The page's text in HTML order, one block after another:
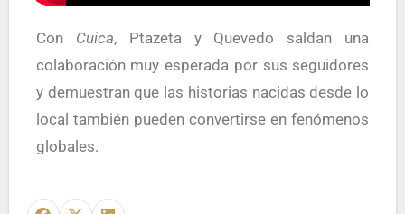
Con Cuica, Ptazeta y Quevedo saldan una
colaboración muy esperada por sus seguidores
y demuestran que las historias nacidas desde lo
local también pueden convertirse en fenómenos
globales.